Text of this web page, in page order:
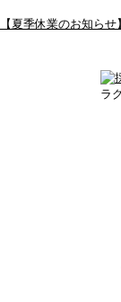
【夏季休業のお知らせ】
ラ